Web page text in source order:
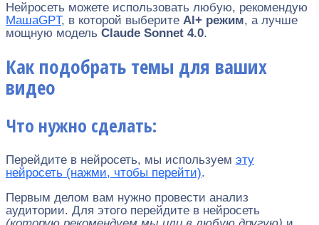
Нейросеть можете использовать любую, рекомендую
МашаGPT, в которой выберите Al+ режим, а лучше
мощную модель Claude Sonnet 4.0.
Как подобрать темы для ваших
видео
Что нужно сделать:
Перейдите в нейросеть, мы используем эту
нейросеть (нажми, чтобы перейти).
Первым делом вам нужно провести анализ
аудитории. Для этого перейдите в нейросеть